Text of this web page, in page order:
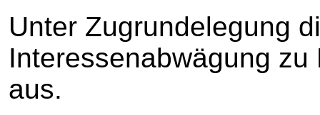
Unter Zugrundelegung
Interessenabwägung
aus.